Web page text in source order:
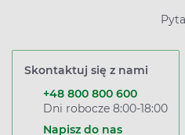
Skontaktuj się z nami
+48 800 800 600
Dni robocze 8:00-18:00
Napisz do nas